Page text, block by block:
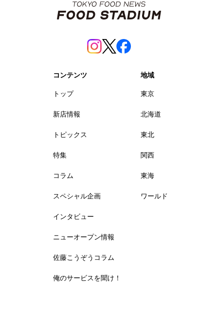
コンテンツ
トップ
新店情報
トピックス
特集
コラム
スペシャル企画
インタビュー
ニューオープン情報
佐藤こうぞうコラム
俺のサービスを聞け！
地域
東京
北海道
東北
関西
東海
ワールド